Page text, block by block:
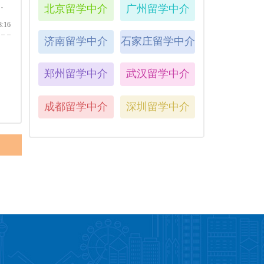
北京留学中介 广州留学中介
济南留学中介 石家庄留学中介
郑州留学中介 武汉留学中介
成都留学中介 深圳留学中介